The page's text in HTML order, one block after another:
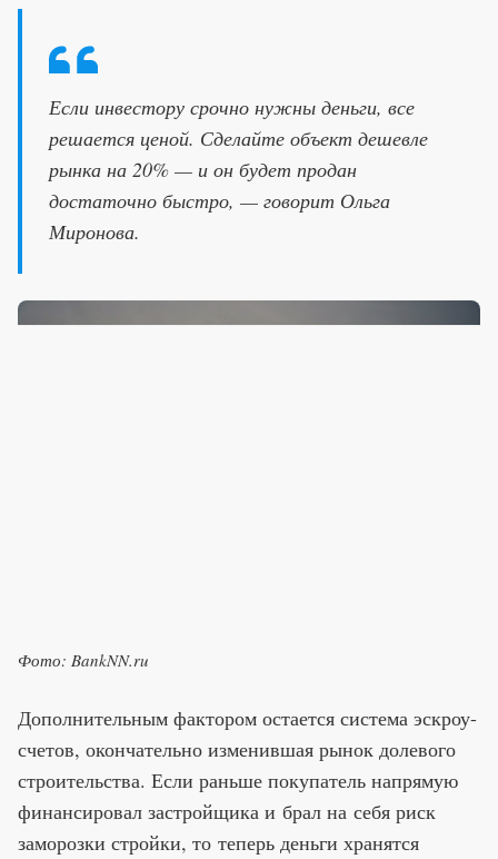
Если инвестору срочно нужны деньги, все
решается ценой. Сделайте объект дешевле
рынка на 20% — и он будет продан
достаточно быстро, — говорит Ольга
Миронова.
Фото: BankNN.ru
Дополнительным фактором остается система эскроу-
счетов, окончательно изменившая рынок долевого
строительства. Если раньше покупатель напрямую
финансировал застройщика и брал на себя риск
заморозки стройки, то теперь деньги хранятся